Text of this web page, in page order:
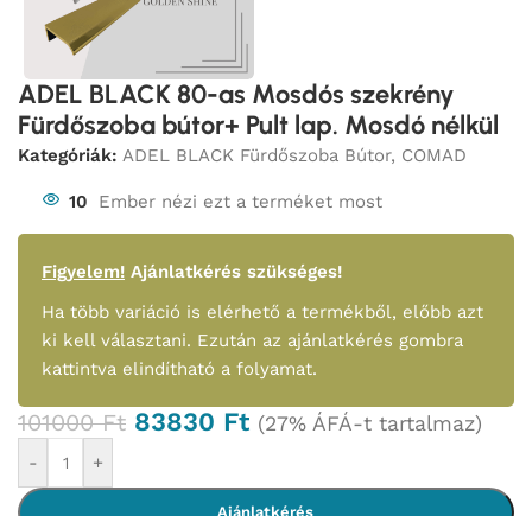
ADEL BLACK 80-as Mosdós szekrény
Fürdőszoba bútor+ Pult lap. Mosdó nélkül
Kategóriák: ADEL BLACK Fürdőszoba Bútor, COMAD
10 Ember nézi ezt a terméket most
Figyelem! Ajánlatkérés szükséges!
Ha több variáció is elérhető a termékből, előbb azt
ki kell választani. Ezután az ajánlatkérés gombra
kattintva elindítható a folyamat.
101000Ft 83830 Ft (27% ÁFÁ-t tartalmaz)
- +
Ajánlatkérés